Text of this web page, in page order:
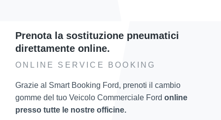
Prenota la sostituzione pneumatici
direttamente online.
ONLINE SERVICE BOOKING
Grazie al Smart Booking Ford, prenoti il cambio
gomme del tuo Veicolo Commerciale Ford online
presso tutte le nostre officine.